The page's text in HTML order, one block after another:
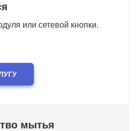
или сетевой кнопки.
мытья